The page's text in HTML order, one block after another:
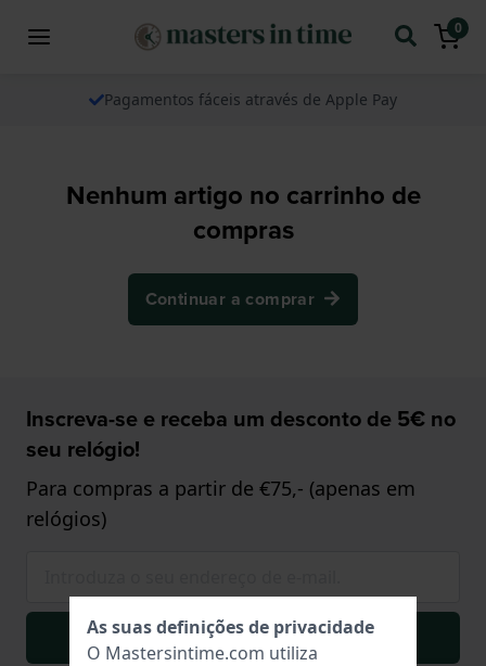
0
Pagamentos fáceis através de Apple Pay
Nenhum artigo no carrinho de
compras
Continuar a comprar
Inscreva-se e receba um desconto de 5€ no
seu relógio!
Para compras a partir de €75,- (apenas em
relógios)
Inscrever-se
As suas definições de privacidade
O Mastersintime.com utiliza